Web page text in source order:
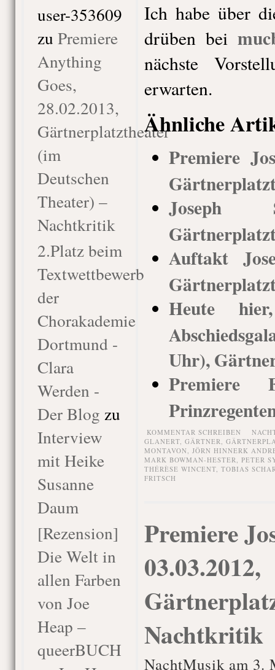
user-353609
zu Premiere
Anything
Goes,
28.02.2013,
Gärtnerplatztheater
(im
Deutschen
Theater) –
Nachtkritik
2.Platz beim
Textwettbewerb
der
Chorakademie
Dortmund -
Clara
Werden -
Der Blog zu
Interview
mit Heike
Susanne
Daum
[Rezension]
Die Welt in
allen Farben
von Joe
Heap –
queerBUCH
Ich habe über
drüben bei
nächste
erwarten.
Ähnliche
Premiere
Joseph
Auftakt
Heute
Uhr),
Premiere
KOMMENTAR SCHREIBEN
GLANERT, GÄRTNER,
MONTAVON, JÖRN HINNERK
MARK BOWMAN-HESTER, PETER
THÉRÈSE WINCENT, TOBIAS
FRITSCH
Premiere
03.03.2012,
Nachtkritik
NachtMusik am 3.